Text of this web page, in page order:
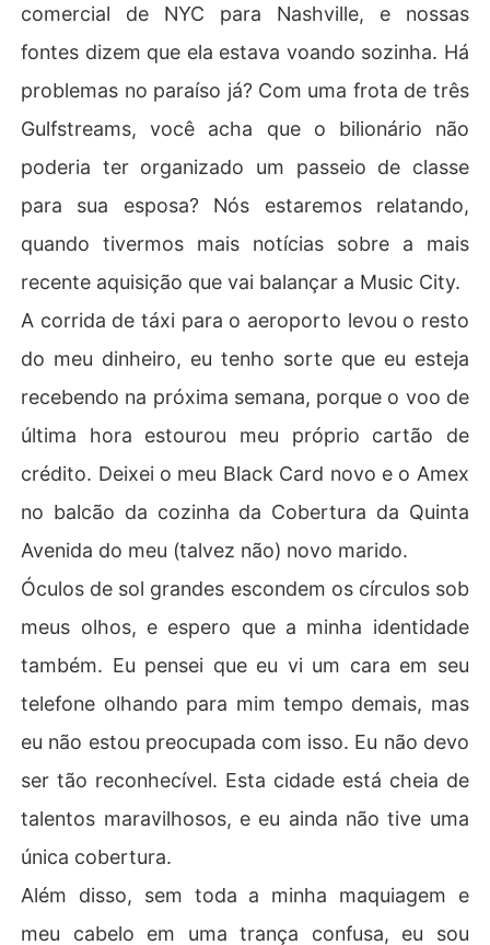
comercial de NYC para Nashville, e nossas
fontes dizem que ela estava voando sozinha. Há
problemas no paraíso já? Com uma frota de três
Gulfstreams, você acha que o bilionário não
poderia ter organizado um passeio de classe
para sua esposa? Nós estaremos relatando,
quando tivermos mais notícias sobre a mais
recente aquisição que vai balançar a Music City.
A corrida de táxi para o aeroporto levou o resto
do meu dinheiro, eu tenho sorte que eu esteja
recebendo na próxima semana, porque o voo de
última hora estourou meu próprio cartão de
crédito. Deixei o meu Black Card novo e o Amex
no balcão da cozinha da Cobertura da Quinta
Avenida do meu (talvez não) novo marido.
Óculos de sol grandes escondem os círculos sob
meus olhos, e espero que a minha identidade
também. Eu pensei que eu vi um cara em seu
telefone olhando para mim tempo demais, mas
eu não estou preocupada com isso. Eu não devo
ser tão reconhecível. Esta cidade está cheia de
talentos maravilhosos, e eu ainda não tive uma
única cobertura.
Além disso, sem toda a minha maquiagem e
meu cabelo em uma trança confusa, eu sou